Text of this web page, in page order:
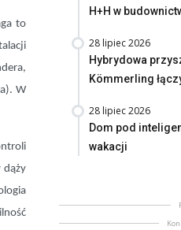
to
W
dąży
H+H w
28 lipiec 2026
Hybrydowa
Kömmerling
28 lipiec 2026
Dom pod
wakacji